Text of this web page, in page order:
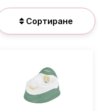
Сортиране